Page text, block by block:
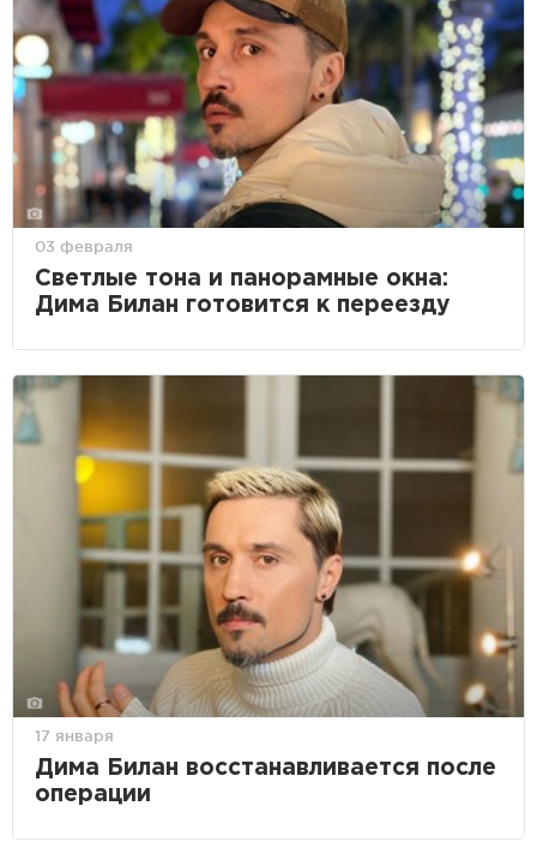
03 февраля
Светлые тона и панорамные окна:
Дима Билан готовится к переезду
17 января
Дима Билан восстанавливается после
операции